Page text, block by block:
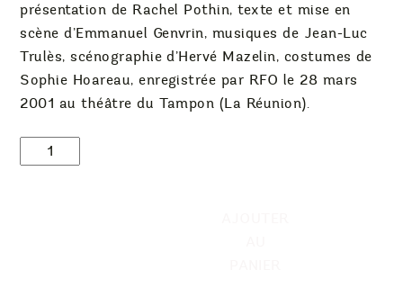
présentation de Rachel Pothin, texte et mise en
scène d’Emmanuel Genvrin, musiques de Jean-Luc
Trulès, scénographie d’Hervé Mazelin, costumes de
Sophie Hoareau, enregistrée par RFO le 28 mars
2001 au théâtre du Tampon (La Réunion).
quantité
de